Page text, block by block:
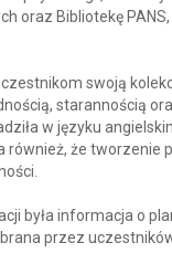
oraz Bibliotekę
swoją
starannością
w języku
również, że
była informacja o
przez